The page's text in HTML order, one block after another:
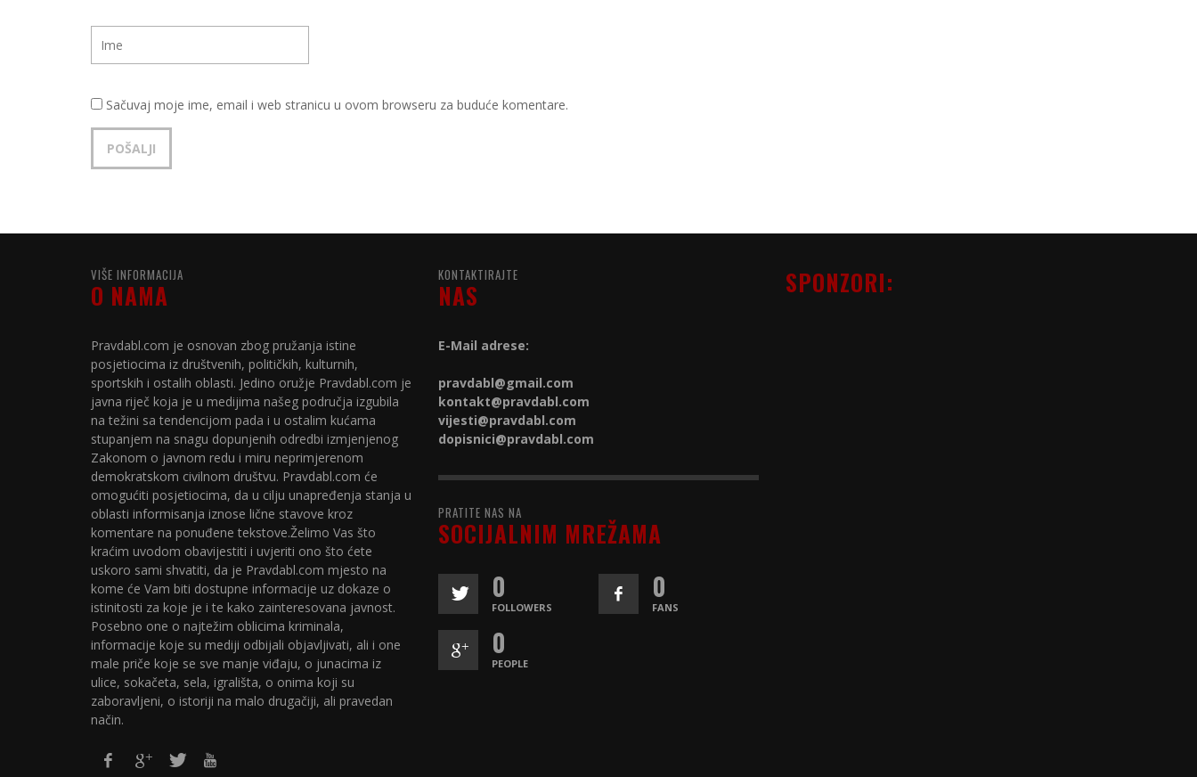
Sačuvaj moje ime, email i web stranicu u ovom browseru za buduće komentare.
VIŠE INFORMACIJA
O NAMA
Pravdabl.com je osnovan zbog pružanja istine
posjetiocima iz društvenih, političkih, kulturnih,
sportskih i ostalih oblasti. Jedino oružje Pravdabl.com je
javna riječ koja je u medijima našeg područja izgubila
na težini sa tendencijom pada i u ostalim kućama
stupanjem na snagu dopunjenih odredbi izmjenjenog
Zakonom o javnom redu i miru neprimjerenom
demokratskom civilnom društvu. Pravdabl.com će
omogućiti posjetiocima, da u cilju unapređenja stanja u
oblasti informisanja iznose lične stavove kroz
komentare na ponuđene tekstove.Želimo Vas što
kraćim uvodom obavijestiti i uvjeriti ono što ćete
uskoro sami shvatiti, da je Pravdabl.com mjesto na
kome će Vam biti dostupne informacije uz dokaze o
istinitosti za koje je i te kako zainteresovana javnost.
Posebno one o najtežim oblicima kriminala,
informacije koje su mediji odbijali objavljivati, ali i one
male priče koje se sve manje viđaju, o junacima iz
ulice, sokačeta, sela, igrališta, o onima koji su
zaboravljeni, o istoriji na malo drugačiji, ali pravedan
način.
KONTAKTIRAJTE
NAS
E-Mail adrese:
pravdabl@gmail.com
kontakt@pravdabl.com
vijesti@pravdabl.com
dopisnici@pravdabl.com
PRATITE NAS NA
SOCIJALNIM MREŽAMA
0
FOLLOWERS
0
FANS
0
PEOPLE
SPONZORI: